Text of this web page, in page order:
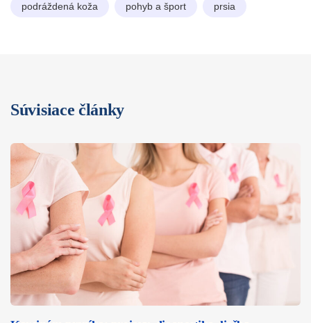
podráždená koža pohyb a šport prsia
Súvisiace články